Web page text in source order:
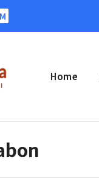
Home